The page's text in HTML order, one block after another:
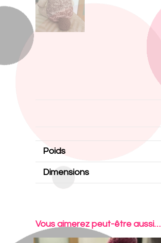
Poids
Dimensions
Vous aimerez peut-être aussi…